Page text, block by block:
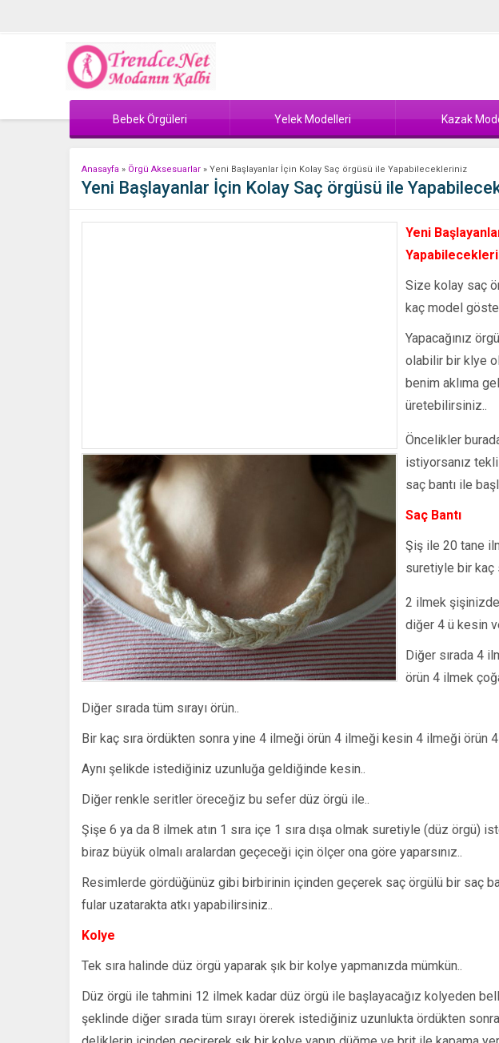
Bebek Örgüleri Yelek Modelleri Kazak
Anasayfa » Örgü Aksesuarlar » Yeni Başlayanlar İçin Kolay Saç örgüsü ile Yapabilecekleriniz
Yeni Başlayanlar İçin Kolay Saç örgüsü ile
Yeni
Size kolay saç
kaç model
Yapacağınız
olabilir bir klye
benim aklıma
üretebilirsiniz..
Öncelikler
istiyorsanız
saç bantı ile
Saç Bantı
Şiş ile 20 tane
suretiyle bir kaç
2 ilmek
diğer 4 ü kesin
Diğer sırada 4
örün 4 ilmek
Diğer sırada tüm sırayı örün..
Bir kaç sıra ördükten sonra yine 4 ilmeği örün 4 ilmeği kesin 4 ilmeği örün
Aynı şelikde istediğiniz uzunluğa geldiğinde kesin..
Diğer renkle seritler öreceğiz bu sefer düz örgü ile..
Şişe 6 ya da 8 ilmek atın 1 sıra içe 1 sıra dışa olmak suretiyle (düz örgü)
biraz büyük olmalı aralardan geçeceği için ölçer ona göre yaparsınız..
Resimlerde gördüğünüz gibi birbirinin içinden geçerek saç örgülü bir saç
fular uzatarakta atkı yapabilirsiniz..
Kolye
Tek sıra halinde düz örgü yaparak şık bir kolye yapmanızda mümkün..
Düz örgü ile tahmini 12 ilmek kadar düz örgü ile başlayacağız kolyeden
şeklinde diğer sırada tüm sırayı örerek istediğiniz uzunlukta ördükten